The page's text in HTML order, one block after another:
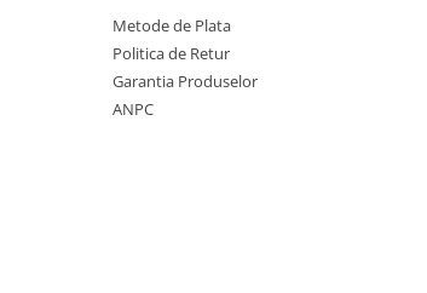
Metode de Plata
Politica de Retur
Garantia Produselor
ANPC